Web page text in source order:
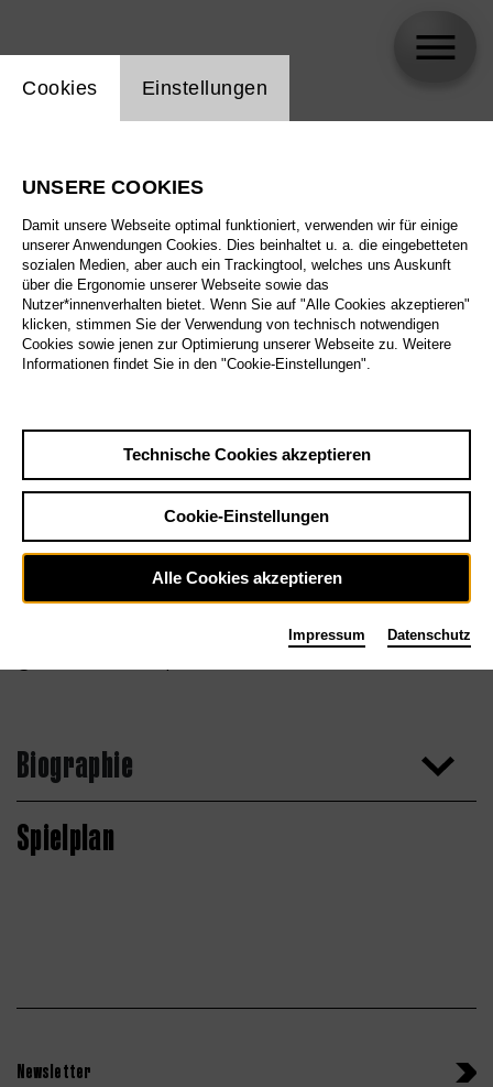
Biographie
Spielplan
Newsletter
Einstellung Website Cookie
Cookies Einstellungen
UNSERE COOKIES
Damit unsere Webseite optimal funktioniert, verwenden wir für einige
unserer Anwendungen Cookies. Dies beinhaltet u. a. die eingebetteten
sozialen Medien, aber auch ein Trackingtool, welches uns Auskunft
über die Ergonomie unserer Webseite sowie das
Nutzer*innenverhalten bietet. Wenn Sie auf "Alle Cookies akzeptieren"
klicken, stimmen Sie der Verwendung von technisch notwendigen
Cookies sowie jenen zur Optimierung unserer Webseite zu. Weitere
Informationen findet Sie in den "Cookie-Einstellungen".
Technische Cookies akzeptieren
Cookie-Einstellungen
Alle Cookies akzeptieren
Impressum Datenschutz